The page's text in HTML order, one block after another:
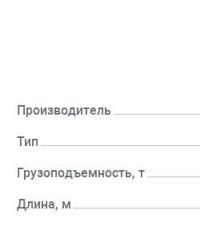
Производитель
Тип
Грузоподъемность, т
Длина, м